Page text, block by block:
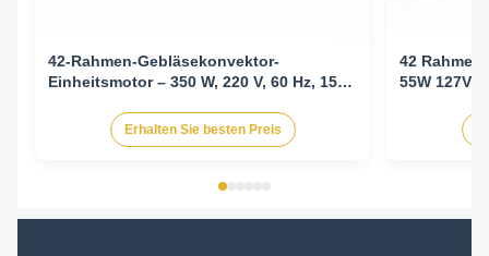
42-Rahmen-Gebläsekonvektor-
Einheitsmotor – 350 W, 220 V, 60 Hz, 1550
Erhalten Sie besten Preis
42
55W 127V